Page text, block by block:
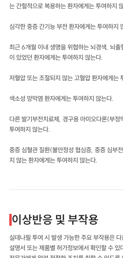
는 간헐적으로 복용하는 환자에게는 투여하지
심각한 중증 간기능 부전 환자에게는 투여하지
최근 6개월 이내 생명을 위협하는 뇌경색, 뇌
이 있었던 환자에게는 투여하지 않는다.
저혈압 또는 조절되지 않는 고혈압 환자에게는
색소성 망막염 환자에게는 투여하지 않는다.
다른 발기부전치료제, 경구용 아미오다론(부
투여하지 않는다.
중증 심혈관 질환(불안정성 협심증, 중증 심부
지 않는 환자에게는 투여하지 않는다.
이상반응 및 부작용
실데나필 투여 시 발생 가능한 주요 부작용은
설명서 또는 제품별 허가정보에서 확인할 수